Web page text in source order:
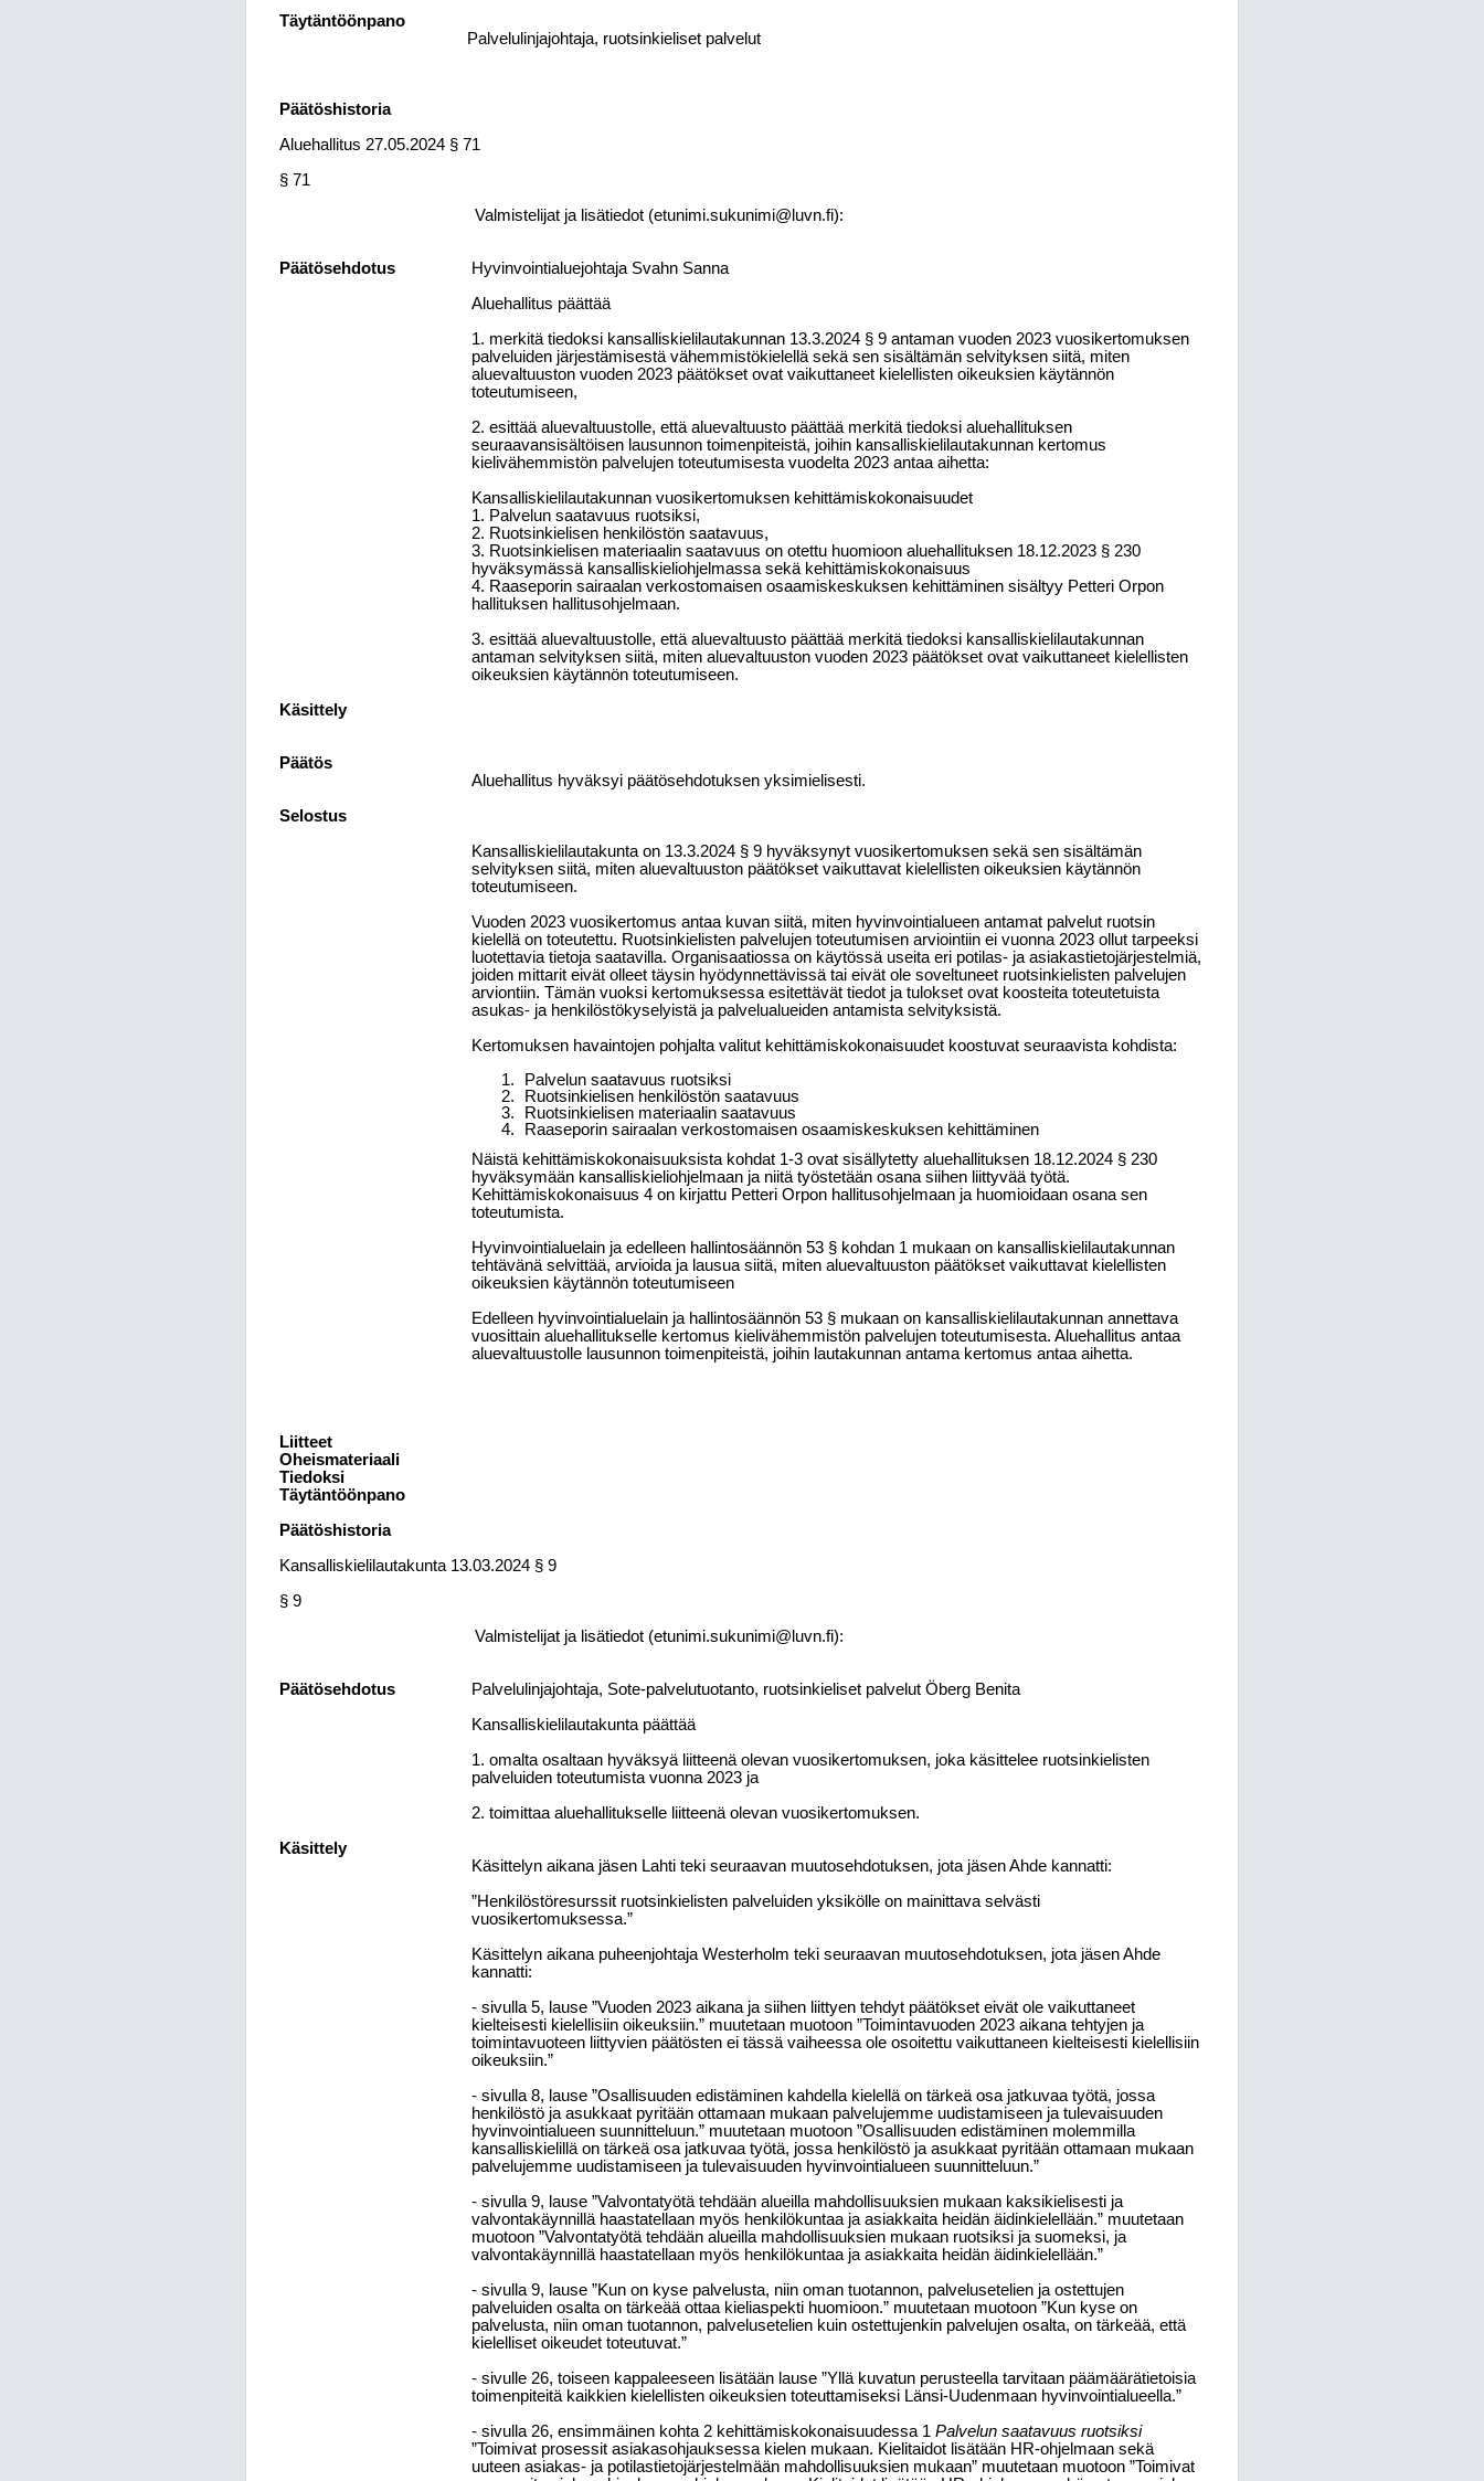
Täytäntöönpano
Palvelulinjajohtaja, ruotsinkieliset palvelut
Päätöshistoria
Aluehallitus 27.05.2024 § 71
§ 71
Valmistelijat ja lisätiedot (etunimi.sukunimi@luvn.fi):
Päätösehdotus
Hyvinvointialuejohtaja Svahn Sanna
Aluehallitus päättää
1. merkitä tiedoksi kansalliskielilautakunnan 13.3.2024 § 9 antaman vuoden 2023 vuosikertomuksen
palveluiden järjestämisestä vähemmistökielellä sekä sen sisältämän selvityksen siitä, miten
aluevaltuuston vuoden 2023 päätökset ovat vaikuttaneet kielellisten oikeuksien käytännön
toteutumiseen,
2. esittää aluevaltuustolle, että aluevaltuusto päättää merkitä tiedoksi aluehallituksen
seuraavansisältöisen lausunnon toimenpiteistä, joihin kansalliskielilautakunnan kertomus
kielivähemmistön palvelujen toteutumisesta vuodelta 2023 antaa aihetta:
Kansalliskielilautakunnan vuosikertomuksen kehittämiskokonaisuudet
1. Palvelun saatavuus ruotsiksi,
2. Ruotsinkielisen henkilöstön saatavuus,
3. Ruotsinkielisen materiaalin saatavuus on otettu huomioon aluehallituksen 18.12.2023 § 230
hyväksymässä kansalliskieliohjelmassa sekä kehittämiskokonaisuus
4. Raaseporin sairaalan verkostomaisen osaamiskeskuksen kehittäminen sisältyy Petteri Orpon
hallituksen hallitusohjelmaan.
3. esittää aluevaltuustolle, että aluevaltuusto päättää merkitä tiedoksi kansalliskielilautakunnan
antaman selvityksen siitä, miten aluevaltuuston vuoden 2023 päätökset ovat vaikuttaneet kielellisten
oikeuksien käytännön toteutumiseen.
Käsittely
Päätös
Aluehallitus hyväksyi päätösehdotuksen yksimielisesti.
Selostus
Kansalliskielilautakunta on 13.3.2024 § 9 hyväksynyt vuosikertomuksen sekä sen sisältämän
selvityksen siitä, miten aluevaltuuston päätökset vaikuttavat kielellisten oikeuksien käytännön
toteutumiseen.
Vuoden 2023 vuosikertomus antaa kuvan siitä, miten hyvinvointialueen antamat palvelut ruotsin
kielellä on toteutettu. Ruotsinkielisten palvelujen toteutumisen arviointiin ei vuonna 2023 ollut tarpeeksi
luotettavia tietoja saatavilla. Organisaatiossa on käytössä useita eri potilas- ja asiakastietojärjestelmiä,
joiden mittarit eivät olleet täysin hyödynnettävissä tai eivät ole soveltuneet ruotsinkielisten palvelujen
arviontiin. Tämän vuoksi kertomuksessa esitettävät tiedot ja tulokset ovat koosteita toteutetuista
asukas- ja henkilöstökyselyistä ja palvelualueiden antamista selvityksistä.
Kertomuksen havaintojen pohjalta valitut kehittämiskokonaisuudet koostuvat seuraavista kohdista:
Palvelun saatavuus ruotsiksi
Ruotsinkielisen henkilöstön saatavuus
Ruotsinkielisen materiaalin saatavuus
Raaseporin sairaalan verkostomaisen osaamiskeskuksen kehittäminen
Näistä kehittämiskokonaisuuksista kohdat 1-3 ovat sisällytetty aluehallituksen 18.12.2024 § 230
hyväksymään kansalliskieliohjelmaan ja niitä työstetään osana siihen liittyvää työtä.
Kehittämiskokonaisuus 4 on kirjattu Petteri Orpon hallitusohjelmaan ja huomioidaan osana sen
toteutumista.
Hyvinvointialuelain ja edelleen hallintosäännön 53 § kohdan 1 mukaan on kansalliskielilautakunnan
tehtävänä selvittää, arvioida ja lausua siitä, miten aluevaltuuston päätökset vaikuttavat kielellisten
oikeuksien käytännön toteutumiseen
Edelleen hyvinvointialuelain ja hallintosäännön 53 § mukaan on kansalliskielilautakunnan annettava
vuosittain aluehallitukselle kertomus kielivähemmistön palvelujen toteutumisesta. Aluehallitus antaa
aluevaltuustolle lausunnon toimenpiteistä, joihin lautakunnan antama kertomus antaa aihetta.
Liitteet
Oheismateriaali
Tiedoksi
Täytäntöönpano
Päätöshistoria
Kansalliskielilautakunta 13.03.2024 § 9
§ 9
Valmistelijat ja lisätiedot (etunimi.sukunimi@luvn.fi):
Päätösehdotus
Palvelulinjajohtaja, Sote-palvelutuotanto, ruotsinkieliset palvelut Öberg Benita
Kansalliskielilautakunta päättää
1. omalta osaltaan hyväksyä liitteenä olevan vuosikertomuksen, joka käsittelee ruotsinkielisten
palveluiden toteutumista vuonna 2023 ja
2. toimittaa aluehallitukselle liitteenä olevan vuosikertomuksen.
Käsittely
Käsittelyn aikana jäsen Lahti teki seuraavan muutosehdotuksen, jota jäsen Ahde kannatti:
”Henkilöstöresurssit ruotsinkielisten palveluiden yksikölle on mainittava selvästi
vuosikertomuksessa.”
Käsittelyn aikana puheenjohtaja Westerholm teki seuraavan muutosehdotuksen, jota jäsen Ahde
kannatti:
- sivulla 5, lause ”Vuoden 2023 aikana ja siihen liittyen tehdyt päätökset eivät ole vaikuttaneet
kielteisesti kielellisiin oikeuksiin.” muutetaan muotoon ”Toimintavuoden 2023 aikana tehtyjen ja
toimintavuoteen liittyvien päätösten ei tässä vaiheessa ole osoitettu vaikuttaneen kielteisesti kielellisiin
oikeuksiin.”
- sivulla 8, lause ”Osallisuuden edistäminen kahdella kielellä on tärkeä osa jatkuvaa työtä, jossa
henkilöstö ja asukkaat pyritään ottamaan mukaan palvelujemme uudistamiseen ja tulevaisuuden
hyvinvointialueen suunnitteluun.” muutetaan muotoon ”Osallisuuden edistäminen molemmilla
kansalliskielillä on tärkeä osa jatkuvaa työtä, jossa henkilöstö ja asukkaat pyritään ottamaan mukaan
palvelujemme uudistamiseen ja tulevaisuuden hyvinvointialueen suunnitteluun.”
- sivulla 9, lause ”Valvontatyötä tehdään alueilla mahdollisuuksien mukaan kaksikielisesti ja
valvontakäynnillä haastatellaan myös henkilökuntaa ja asiakkaita heidän äidinkielellään.” muutetaan
muotoon ”Valvontatyötä tehdään alueilla mahdollisuuksien mukaan ruotsiksi ja suomeksi, ja
valvontakäynnillä haastatellaan myös henkilökuntaa ja asiakkaita heidän äidinkielellään.”
- sivulla 9, lause ”Kun on kyse palvelusta, niin oman tuotannon, palvelusetelien ja ostettujen
palveluiden osalta on tärkeää ottaa kieliaspekti huomioon.” muutetaan muotoon ”Kun kyse on
palvelusta, niin oman tuotannon, palvelusetelien kuin ostettujenkin palvelujen osalta, on tärkeää, että
kielelliset oikeudet toteutuvat.”
- sivulle 26, toiseen kappaleeseen lisätään lause ”Yllä kuvatun perusteella tarvitaan päämäärätietoisia
toimenpiteitä kaikkien kielellisten oikeuksien toteuttamiseksi Länsi-Uudenmaan hyvinvointialueella.”
- sivulla 26, ensimmäinen kohta 2 kehittämiskokonaisuudessa 1 Palvelun saatavuus ruotsiksi
”Toimivat prosessit asiakasohjauksessa kielen mukaan. Kielitaidot lisätään HR-ohjelmaan sekä
uuteen asiakas- ja potilastietojärjestelmään mahdollisuuksien mukaan” muutetaan muotoon ”Toimivat